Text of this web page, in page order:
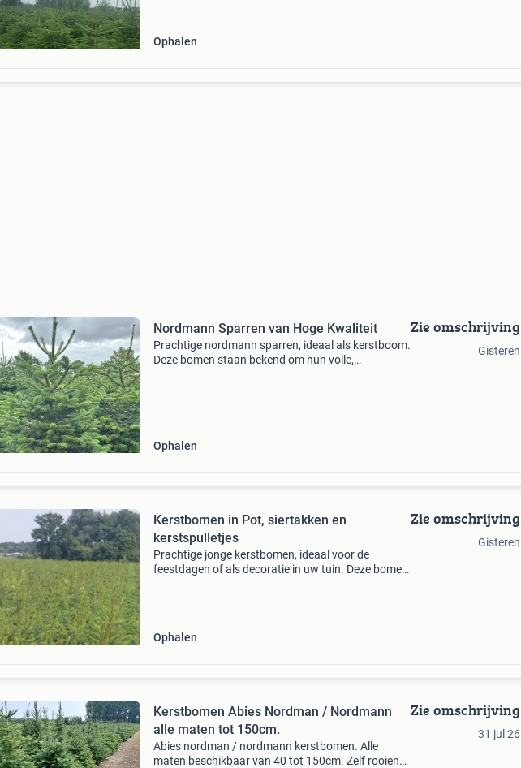
Ophalen
Nordmann Sparren van Hoge Kwaliteit
Prachtige nordmann sparren, ideaal als kerstboom.
Deze bomen staan bekend om hun volle,
Ophalen
Zie omschrijving
Gisteren
Kerstbomen in Pot, siertakken en
kerstspulletjes
Prachtige jonge kerstbomen, ideaal voor de
feestdagen of als decoratie in uw tuin. Deze bomen
Ophalen
Zie omschrijving
Gisteren
Kerstbomen Abies Nordman / Nordmann
alle maten tot 150cm.
Abies nordman / nordmann kerstbomen. Alle
maten beschikbaar van 40 tot 150cm. Zelf rooien
Zie omschrijving
31 jul 26